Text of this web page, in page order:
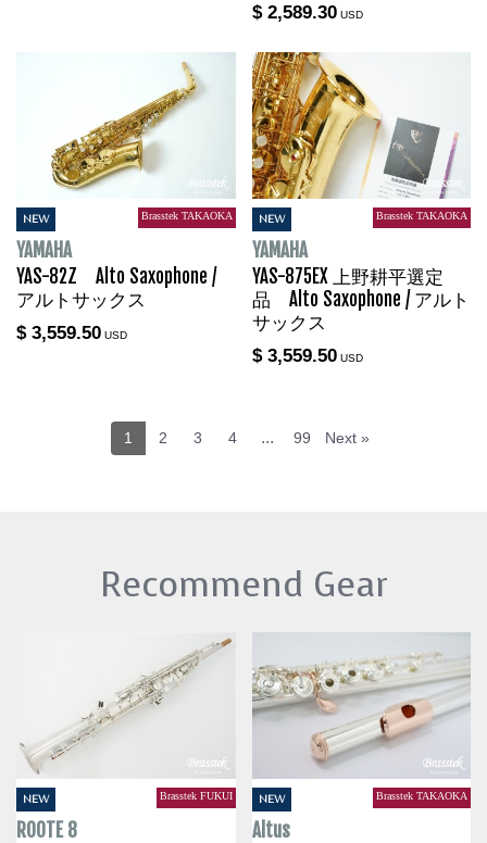
$ 2,589.30USD
NEW Brasstek TAKAOKA
YAMAHA
YAS-82Z Alto Saxophone /
アルトサックス
$ 3,559.50 USD
NEW Brasstek TAKAOKA
YAMAHA
YAS-875EX 上野耕平選定
品 Alto Saxophone / アルト
サックス
$ 3,559.50USD
1 2 3 4 ... 99 Next »
Recommend Gear
NEW Brasstek FUKUI
ROOTE 8
NEW Brasstek TAKAOKA
Altus